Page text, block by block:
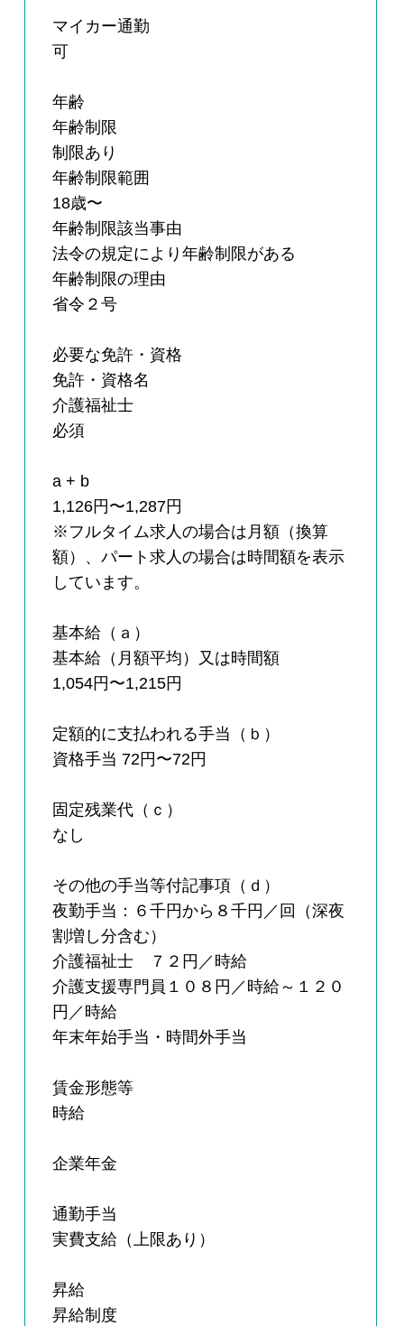
マイカー通勤
可
年齢
年齢制限
制限あり
年齢制限範囲
18歳〜
年齢制限該当事由
法令の規定により年齢制限がある
年齢制限の理由
省令２号
必要な免許・資格
免許・資格名
介護福祉士
必須
a + b
1,126円〜1,287円
※フルタイム求人の場合は月額（換算
額）、パート求人の場合は時間額を表示
しています。
基本給（ａ）
基本給（月額平均）又は時間額
1,054円〜1,215円
定額的に支払われる手当（ｂ）
資格手当 72円〜72円
固定残業代（ｃ）
なし
その他の手当等付記事項（ｄ）
夜勤手当：６千円から８千円／回（深夜
割増し分含む）
介護福祉士 ７２円／時給
介護支援専門員１０８円／時給～１２０
円／時給
年末年始手当・時間外手当
賃金形態等
時給
企業年金
通勤手当
実費支給（上限あり）
昇給
昇給制度